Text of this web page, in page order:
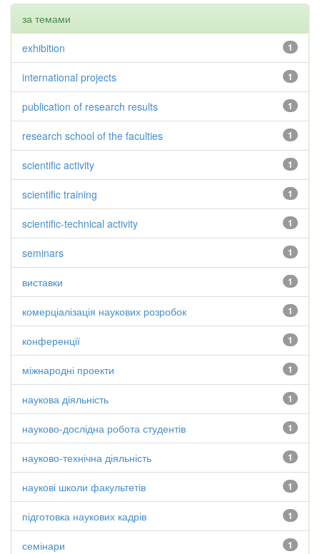
за темами
1
exhibition
1
international projects
1
publication of research results
1
research school of the faculties
1
scientific activity
1
scientific training
1
scientific-technical activity
1
seminars
1
виставки
1
комерціалізація наукових розробок
1
конференції
1
міжнародні проекти
1
наукова діяльність
1
науково-дослідна робота студентів
1
науково-технічна діяльність
1
наукові школи факультетів
1
підготовка наукових кадрів
1
семінари